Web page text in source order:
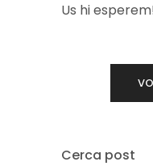
Us hi
Cerca post